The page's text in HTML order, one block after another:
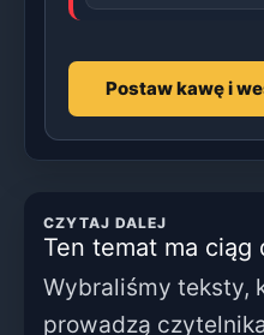
Postaw kawę i
CZYTAJ DALEJ
Ten temat ma ciąg
Wybraliśmy teksty,
prowadzą